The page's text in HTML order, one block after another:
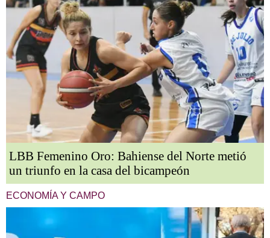
LBB Femenino Oro: Bahiense del Norte metió
un triunfo en la casa del bicampeón
ECONOMÍA Y CAMPO